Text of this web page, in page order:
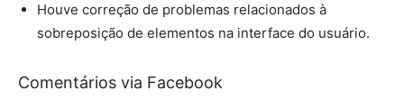
Houve correção de problemas relacionados à
sobreposição de elementos na interface do usuário.
Comentários via Facebook